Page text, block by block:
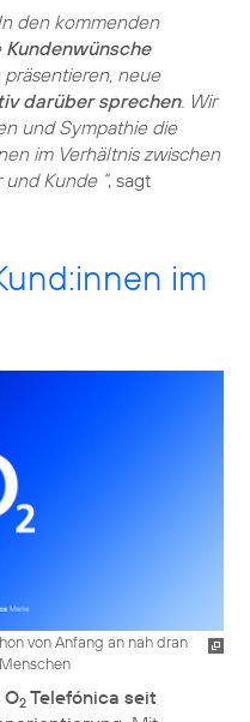
den kommenden
Kundenwünsche
neue
darüber sprechen. Wir
und Sympathie die
im Verhältnis zwischen
Kunde “, sagt
im
von Anfang an nah dran
2 Telefónica seit